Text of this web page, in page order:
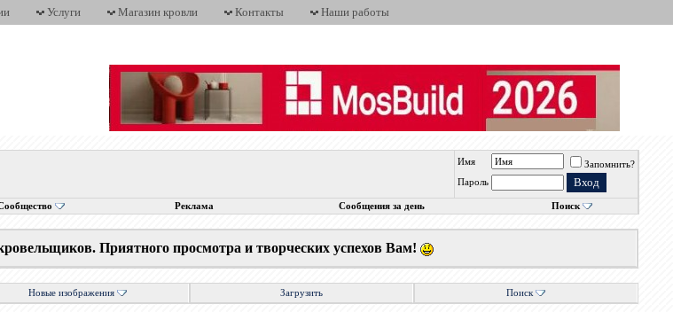
Услуги Магазин кровли Контакты Наши работы
Имя
Запомнить?
Пароль
Реклама Сообщения за день Поиск
Приятного просмотра и творческих успехов Вам!
Новые изображения Загрузить Поиск